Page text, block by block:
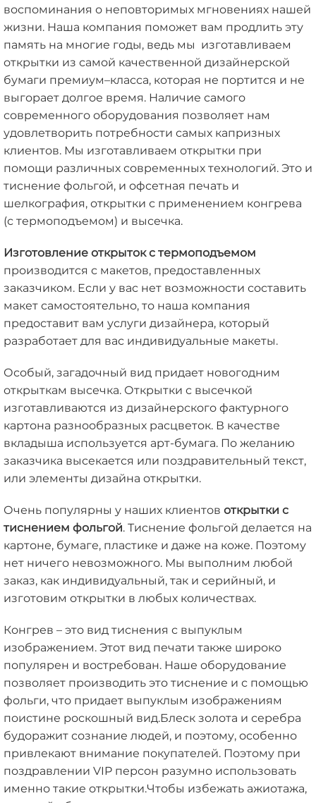
воспоминания о неповторимых мгновениях нашей
жизни. Наша компания поможет вам продлить эту
память на многие годы, ведь мы изготавливаем
открытки из самой качественной дизайнерской
бумаги премиум–класса, которая не портится и не
выгорает долгое время. Наличие самого
современного оборудования позволяет нам
удовлетворить потребности самых капризных
клиентов. Мы изготавливаем открытки при
помощи различных современных технологий. Это и
тиснение фольгой, и офсетная печать и
шелкография, открытки с применением конгрева
(с термоподъемом) и высечка.
Изготовление открыток с термоподъемом
производится с макетов, предоставленных
заказчиком. Если у вас нет возможности составить
макет самостоятельно, то наша компания
предоставит вам услуги дизайнера, который
разработает для вас индивидуальные макеты.
Особый, загадочный вид придает новогодним
открыткам высечка. Открытки с высечкой
изготавливаются из дизайнерского фактурного
картона разнообразных расцветок. В качестве
вкладыша используется арт-бумага. По желанию
заказчика высекается или поздравительный текст,
или элементы дизайна открытки.
Очень популярны у наших клиентов открытки с
тиснением фольгой. Тиснение фольгой делается на
картоне, бумаге, пластике и даже на коже. Поэтому
нет ничего невозможного. Мы выполним любой
заказ, как индивидуальный, так и серийный, и
изготовим открытки в любых количествах.
Конгрев – это вид тиснения с выпуклым
изображением. Этот вид печати также широко
популярен и востребован. Наше оборудование
позволяет производить это тиснение и с помощью
фольги, что придает выпуклым изображениям
поистине роскошный вид.Блеск золота и серебра
будоражит сознание людей, и поэтому, особенно
привлекают внимание покупателей. Поэтому при
поздравлении VIP персон разумно использовать
именно такие открытки.Чтобы избежать ажиотажа,